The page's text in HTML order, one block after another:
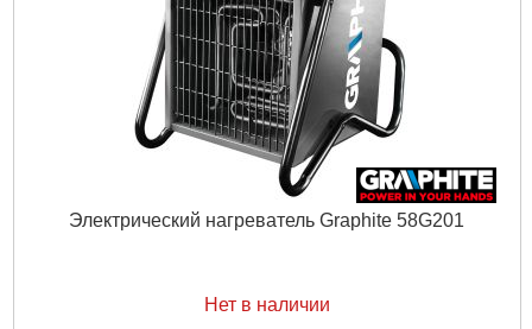
Электрический нагреватель Graphite 58G201
Нет в наличии